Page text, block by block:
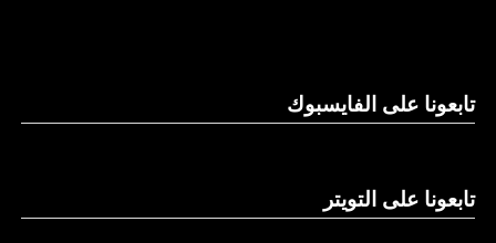
النهار
تابعونا على الفايسبوك
تابعونا على التويتر